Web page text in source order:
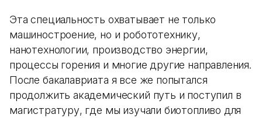
Эта специальность охватывает не только
машиностроение, но и робототехнику,
нанотехнологии, производство энергии,
процессы горения и многие другие направления.
После бакалавриата я все же попытался
продолжить академический путь и поступил в
магистратуру, где мы изучали биотопливо для